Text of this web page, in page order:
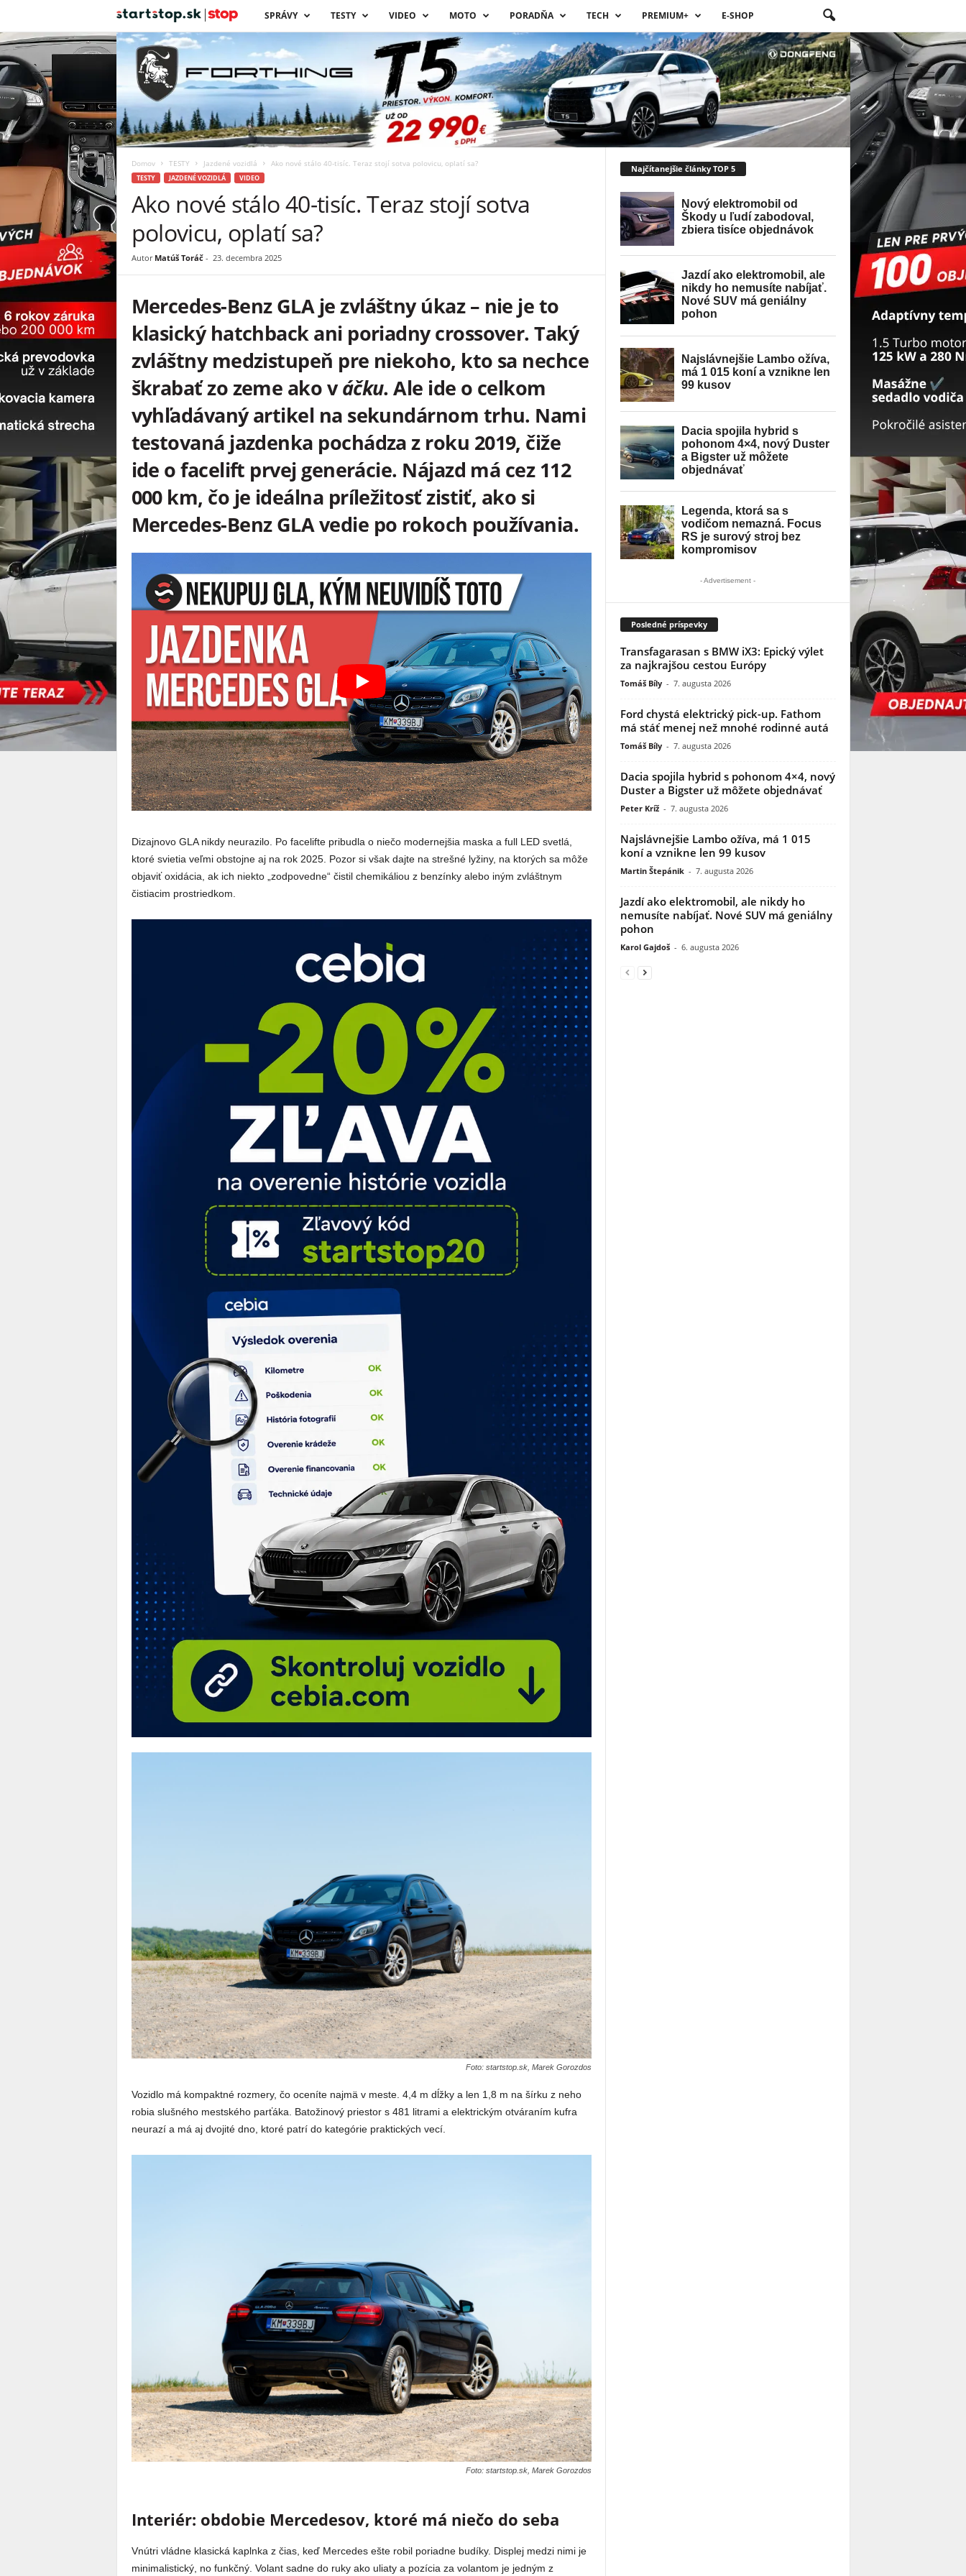
a
r
t
s
t
o
SPRÁVY TESTY VIDEO MOTO PORADŇA TECH PREMIUM+ E-SHOP
Domov TESTY Jazdené vozidlá Ako nové stálo 40-tisíc. Teraz stojí sotva polovicu, oplatí sa?
TESTY JAZDENÉ VOZIDLÁ VIDEO
Ako nové stálo 40-tisíc. Teraz stojí sotva
polovicu, oplatí sa?
Autor Matúš Toráč- 23. decembra 2025
Mercedes-Benz GLA je zvláštny úkaz – nie je to
klasický hatchback ani poriadny crossover. Taký
zvláštny medzistupeň pre niekoho, kto sa nechce
škrabať zo zeme ako váčku. Ale ide o celkom
vyhľadávaný artikel na sekundárnom trhu. Nami
testovaná jazdenka pochádza z roku 2019, čiže
ide o facelift prvej generácie. Nájazd má cez 112
000 km, čo je ideálna príležitosť zistiť, ako si
Mercedes-Benz GLA vedie po rokoch používania.
Dizajnovo GLA nikdy neurazilo. Po facelifte pribudla o niečo modernejšia maska a full LED svetlá,
ktoré svietia veľmi obstojne aj na rok 2025. Pozor si však dajte na strešné lyžiny, na ktorých sa môže
objaviť oxidácia, ak ich niekto „zodpovedne“ čistil chemikáliou z benzínky alebo iným zvláštnym
čistiacim prostriedkom.
Foto: startstop.sk, Marek Gorozdos
Vozidlo má kompaktné rozmery, čo oceníte najmä v meste. 4,4 m dĺžky a len 1,8 m na šírku z neho
robia slušného mestského parťáka. Batožinový priestor s 481 litrami a elektrickým otváraním kufra
neurazí a má aj dvojité dno, ktoré patrí do kategórie praktických vecí.
Foto: startstop.sk, Marek Gorozdos
Interiér: obdobie Mercedesov, ktoré má niečo do seba
Vnútri vládne klasická kaplnka z čias, keď Mercedes ešte robil poriadne budíky. Displej medzi nimi je
minimalistický, no funkčný. Volant sadne do ruky ako uliaty a pozícia za volantom je jedným z
Najčítanejšie články TOP 5
- Advertisement -
Posledné príspevky
Transfagarasan s BMW iX3: Epický výlet
za najkrajšou cestou Európy
Tomáš Bíly - 7. augusta 2026
Ford chystá elektrický pick-up. Fathom
má stáť menej než mnohé rodinné autá
Tomáš Bíly - 7. augusta 2026
Dacia spojila hybrid s pohonom 4×4, nový
Duster a Bigster už môžete objednávať
Peter Kríž - 7. augusta 2026
Najslávnejšie Lambo ožíva, má 1 015
koní a vznikne len 99 kusov
Martin Štepánik - 7. augusta 2026
Jazdí ako elektromobil, ale nikdy ho
nemusíte nabíjať. Nové SUV má geniálny
pohon
Karol Gajdoš - 6. augusta 2026